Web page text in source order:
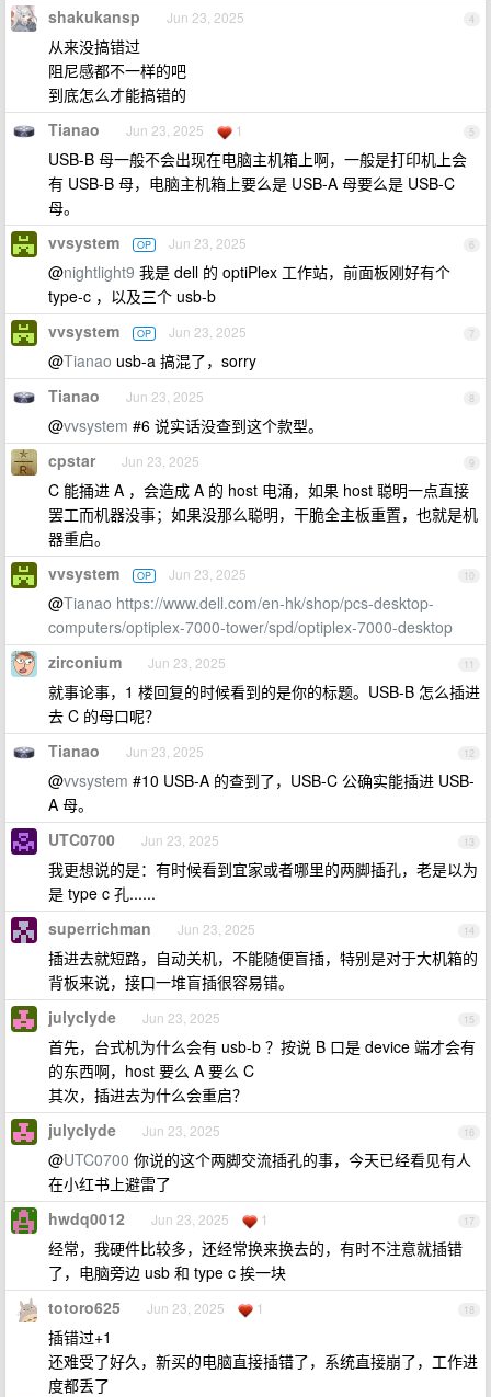
4
shakukansp Jun 23, 2025
从来没搞错过
阻尼感都不一样的吧
到底怎么才能搞错的
5
Tianao Jun 23, 2025 1
USB-B 母一般不会出现在电脑主机箱上啊，一般是打印机上会
有 USB-B 母，电脑主机箱上要么是 USB-A 母要么是 USB-C
母。
6
vvsystem OP Jun 23, 2025
@nightlight9 我是 dell 的 optiPlex 工作站，前面板刚好有个
type-c ，以及三个 usb-b
7
vvsystem OP Jun 23, 2025
@Tianao usb-a 搞混了，sorry
8
Tianao Jun 23, 2025
@vvsystem #6 说实话没查到这个款型。
9
cpstar Jun 23, 2025
C 能捅进 A ，会造成 A 的 host 电涌，如果 host 聪明一点直接
罢工而机器没事；如果没那么聪明，干脆全主板重置，也就是机
器重启。
10
vvsystem OP Jun 23, 2025
@Tianao https://www.dell.com/en-hk/shop/pcs-desktop-
computers/optiplex-7000-tower/spd/optiplex-7000-desktop
11
zirconium Jun 23, 2025
就事论事，1 楼回复的时候看到的是你的标题。USB-B 怎么插进
去 C 的母口呢？
12
Tianao Jun 23, 2025
@vvsystem #10 USB-A 的查到了，USB-C 公确实能插进 USB-
A 母。
13
UTC0700 Jun 23, 2025
我更想说的是：有时候看到宜家或者哪里的两脚插孔，老是以为
是 type c 孔......
14
superrichman Jun 23, 2025
插进去就短路，自动关机，不能随便盲插，特别是对于大机箱的
背板来说，接口一堆盲插很容易错。
15
julyclyde Jun 23, 2025
首先，台式机为什么会有 usb-b ？按说 B 口是 device 端才会有
的东西啊，host 要么 A 要么 C
其次，插进去为什么会重启？
16
julyclyde Jun 23, 2025
@UTC0700 你说的这个两脚交流插孔的事，今天已经看见有人
在小红书上避雷了
17
hwdq0012 Jun 23, 2025 1
经常，我硬件比较多，还经常换来换去的，有时不注意就插错
了，电脑旁边 usb 和 type c 挨一块
18
totoro625 Jun 23, 2025 1
插错过+1
还难受了好久，新买的电脑直接插错了，系统直接崩了，工作进
度都丢了